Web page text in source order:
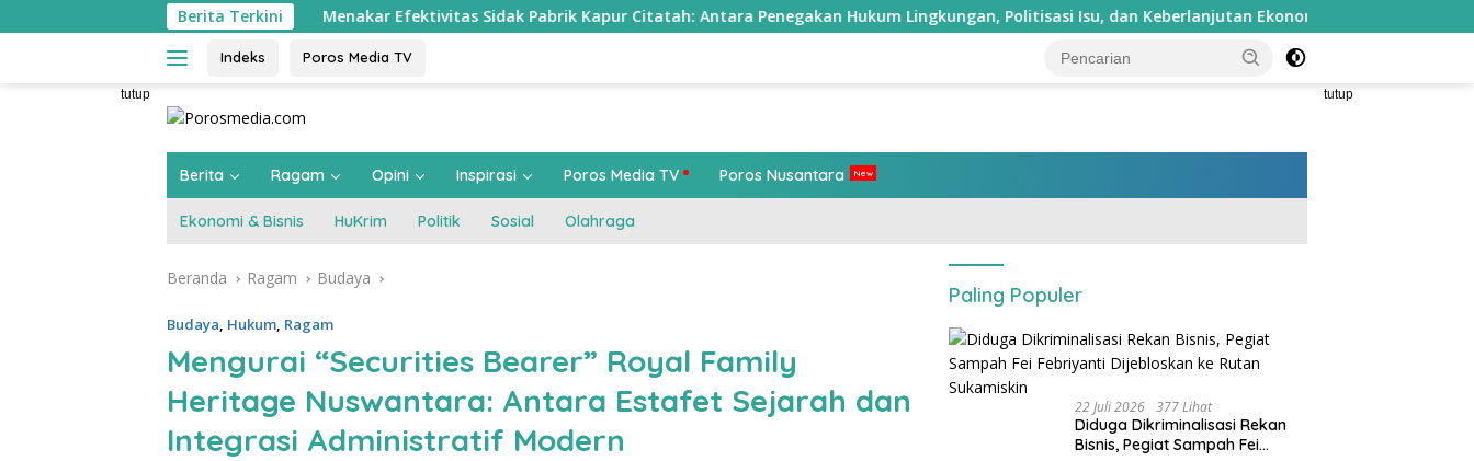
ke
Berita Terkini
Menakar Efektivitas Sidak Pabrik Kapur Citatah: Antara Penegakan Hukum Lingkungan, Politisasi Isu, dan Keberlanjutan Ekonomi Warga
Indeks Poros Media TV
tutup tutup
Berita Ragam Opini Inspirasi Poros Media TV Poros Nusantara
Ekonomi & Bisnis HuKrim Politik Sosial Olahraga
Beranda Ragam Budaya
Budaya, Hukum, Ragam
Mengurai “Securities Bearer” Royal Family
Heritage Nuswantara: Antara Estafet Sejarah dan
Integrasi Administratif Modern
Paling Populer
22 Juli 2026 377 Lihat
Diduga Dikriminalisasi Rekan
Bisnis, Pegiat Sampah Fei